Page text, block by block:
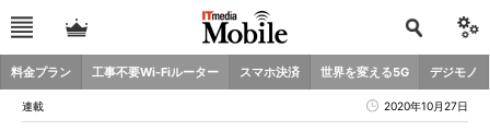
料金プラン 工事不要Wi-Fiルーター スマホ決済 世界を変える5G デジモノ
連載 2020年10月27日